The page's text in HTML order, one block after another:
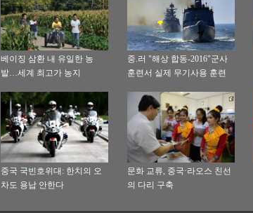
베이징 삼환 내 유일한 농
밭…세계 최고가 농지
중.러 "해상 합동-2016"군사
훈련서 실제 무기사용 훈련
중국 국빈호위대: 한치의 오
차도 용납 안한다
문화 교류, 중국·라오스 친선
의 다리 구축